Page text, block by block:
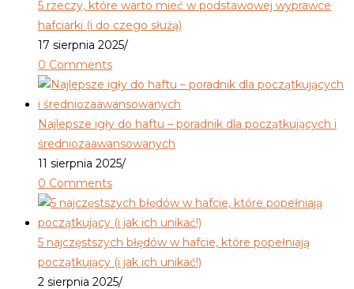
5 rzeczy, które warto mieć w podstawowej wyprawce
hafciarki (i do czego służą)
17 sierpnia 2025/
0 Comments
Najlepsze igły do haftu – poradnik dla początkujących i
średniozaawansowanych
11 sierpnia 2025/
0 Comments
5 najczęstszych błędów w hafcie, które popełniają
początkujący (i jak ich unikać!)
2 sierpnia 2025/